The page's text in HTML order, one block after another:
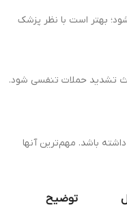
بهتر است با نظر پزشک
تشدید حملات تنفسی شود.
باشد. مهم‌ترین آنها
توضیح